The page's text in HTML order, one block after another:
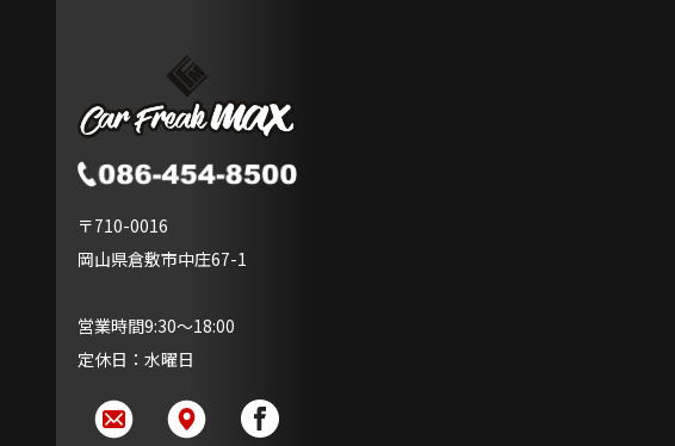
〒710-0016
岡山県倉敷市中庄67-1
営業時間9:30～18:00
定休日：水曜日